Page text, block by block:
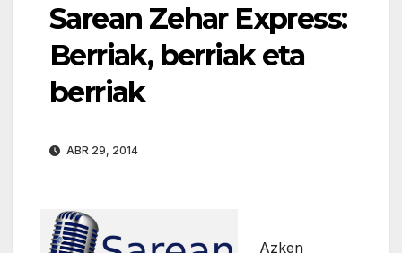
Sarean Zehar Express:
Berriak, berriak eta
berriak
ABR 29, 2014
Azken